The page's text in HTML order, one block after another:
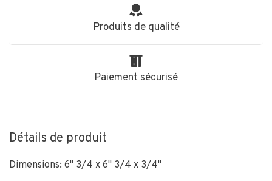
Produits de qualité
Paiement sécurisé
Détails de produit
Dimensions: 6" 3/4 x 6" 3/4 x 3/4"